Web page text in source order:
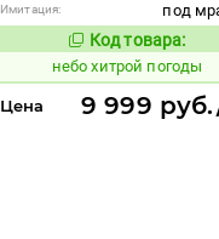
Имитация:
под
Код
1123446Код товара:
небо хитрой погоды
Цена 9 999